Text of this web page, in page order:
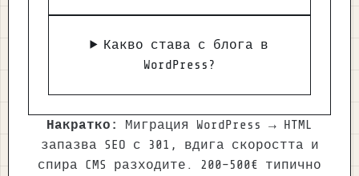
Какво става с блога в
WordPress?
Накратко:
Миграция WordPress → HTML
запазва SEO с 301, вдига скоростта и
спира CMS разходите. 200–500€ типично